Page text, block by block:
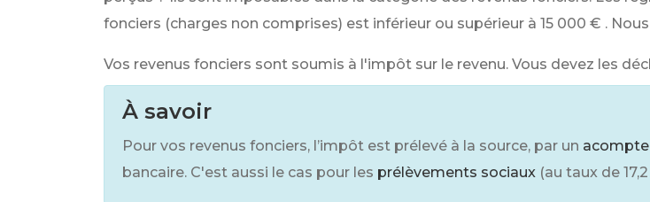
fonciers (charges non comprises) est inférieur ou supérieur à 15 000 € .
Vos revenus fonciers sont soumis à l'impôt sur le revenu. Vous devez les
À savoir
Pour vos revenus fonciers, l’impôt est prélevé à la source, par un
bancaire. C'est aussi le cas pour les prélèvements sociaux (au taux de